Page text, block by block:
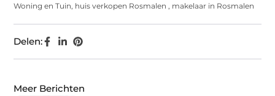
Woning en Tuin, huis verkopen Rosmalen , makelaar in Rosmalen
Delen:
Meer Berichten